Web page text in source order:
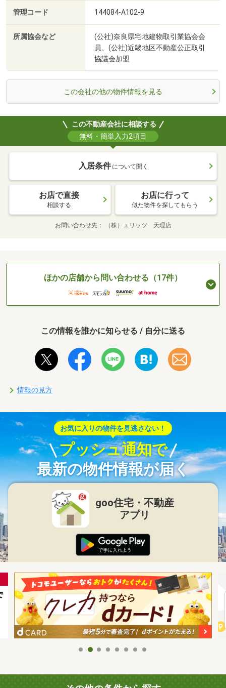
管理コード 144084-A102-9
所属協会など
(公社)奈良県宅地建物取引業協会会
員、(公社)近畿地区不動産公正取引
協議会加盟
この会社の他の物件情報を見る
この不動産会社に相談する
無料・簡単入力2項目
入居条件 について聞く
お店で直接
相談する
お店に行って
似た物件を探してもらう
お問い合わせ先 （株）エリッツ 天理店
ほかの店舗から問い合わせる（17件）
この情報を誰かに知らせる / 自分に送る
情報の見方
お気に入りの物件を見逃さない！
プッシュ通知で
最新の物件情報が届く
goo住宅・不動産
アプリ